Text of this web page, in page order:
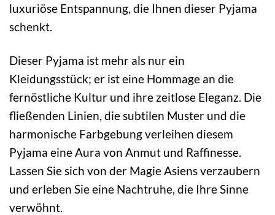
luxuriöse Entspannung, die Ihnen dieser Pyjama
schenkt.
Dieser Pyjama ist mehr als nur ein
Kleidungsstück; er ist eine Hommage an die
fernöstliche Kultur und ihre zeitlose Eleganz. Die
fließenden Linien, die subtilen Muster und die
harmonische Farbgebung verleihen diesem
Pyjama eine Aura von Anmut und Raffinesse.
Lassen Sie sich von der Magie Asiens verzaubern
und erleben Sie eine Nachtruhe, die Ihre Sinne
verwöhnt.